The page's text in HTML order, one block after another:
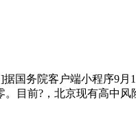
务院客户端小程序9月
目前?，北京现有高中风